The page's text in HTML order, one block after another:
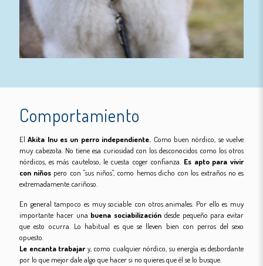
Comportamiento
ElAkita Inu es un perro independiente. Como buen nórdico, se vuelve
muy cabezota. No tiene esa curiosidad con los desconocidos como los otros
nórdicos, es más cauteloso, le cuesta coger confianza. Es apto para vivir
con niños pero con "sus niños", como hemos dicho con los extraños no es
extremadamente cariñoso.
En general tampoco es muy sociable con otros animales. Por ello es muy
importante hacer una buena sociabilización desde pequeño para evitar
que esto ocurra. Lo habitual es que se lleven bien con perros del sexo
opuesto.
Le encanta trabajar y, como cualquier nórdico, su energía es desbordante
por lo que mejor dale algo que hacer si no quieres que él se lo busque.